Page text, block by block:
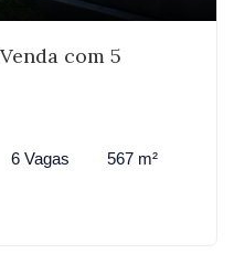
com 5
6 Vagas 567 m²